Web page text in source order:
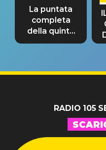
La puntata
completa
della quinta
tappa
RADIO 105